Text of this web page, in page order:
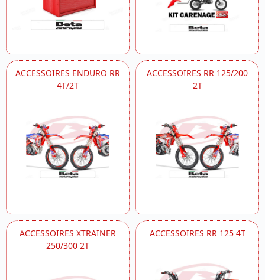
ACCESSOIRES ENDURO RR
4T/2T
ACCESSOIRES RR 125/200
2T
ACCESSOIRES XTRAINER
250/300 2T
ACCESSOIRES RR 125 4T